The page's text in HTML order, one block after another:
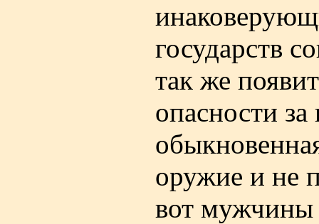
государств
так же
опасности
оружие и не
вот мужчины